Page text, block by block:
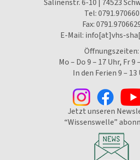
Salinenstr. 6-10 | 74523
Tel:0791.970660
Fax:
E-Mail: info[at]vhs-
Öffnungszeiten:
Mo – Do 9 – 17 Uhr, Fr 9
In den Ferien 9 – 13
Jetzt unseren
“Wissenswelle”